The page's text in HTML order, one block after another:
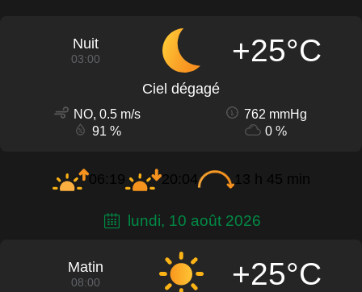
Nuit
03:00 +25°C
Ciel dégagé
NO, 0.5 m/s
762 mmHg
91 %
0 %
06:19 20:04 13 h 45 min
lundi, 10 août 2026
Matin
08:00 +25°C